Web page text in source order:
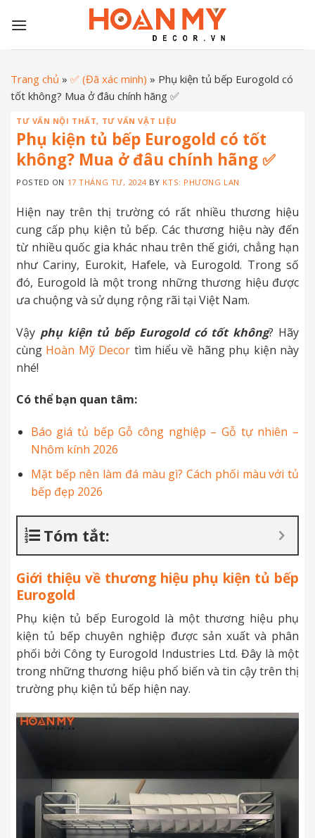
Trang chủ » ✅ (Đã xác minh) » Phụ kiện tủ bếp Eurogold có
tốt không? Mua ở đâu chính hãng ✅
TƯ VẤN NỘI THẤT, TƯ VẤN VẬT LIỆU
Phụ kiện tủ bếp Eurogold có tốt
không? Mua ở đâu chính hãng ✅
POSTED ON 17 THÁNG TƯ, 2024BY KTS: PHƯƠNG LAN
Hiện nay trên thị trường có rất nhiều thương hiệu
cung cấp phụ kiện tủ bếp. Các thương hiệu này đến
từ nhiều quốc gia khác nhau trên thế giới, chẳng hạn
như Cariny, Eurokit, Hafele, và Eurogold. Trong số
đó, Eurogold là một trong những thương hiệu được
ưa chuộng và sử dụng rộng rãi tại Việt Nam.
Vậy phụ kiện tủ bếp Eurogold có tốt không? Hãy
cùng Hoàn Mỹ Decor tìm hiểu về hãng phụ kiện này
nhé!
Có thể bạn quan tâm:
Báo giá tủ bếp Gỗ công nghiệp – Gỗ tự nhiên –
Nhôm kính 2026
Mặt bếp nên làm đá màu gì? Cách phối màu với tủ
bếp đẹp 2026
Tóm tắt:
Giới thiệu về thương hiệu phụ kiện tủ bếp
Eurogold
Phụ kiện tủ bếp Eurogold là một thương hiệu phụ
kiện tủ bếp chuyên nghiệp được sản xuất và phân
phối bởi Công ty Eurogold Industries Ltd. Đây là một
trong những thương hiệu phổ biến và tin cậy trên thị
trường phụ kiện tủ bếp hiện nay.